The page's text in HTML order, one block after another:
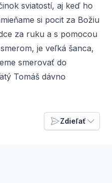
sviatostí, aj keď ho
si pocit za Božiu
za ruku a s pomocou
je veľká šanca,
smerovať do
Tomáš dávno
Zdieľať